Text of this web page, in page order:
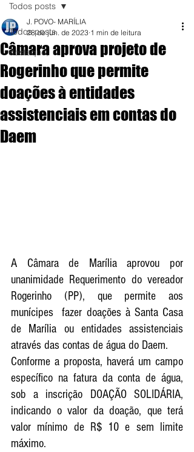
Todos posts
destaque,
Todos posts
Câmara aprova projeto de
Rogerinho que permite
doações à entidades
assistenciais em contas do
Daem
J. POVO- MARÍLIA
28 de jun. de 2023 1 min de leitura
A Câmara de Marília aprovou por
unanimidade Requerimento do vereador
Rogerinho (PP), que permite aos
munícipes  fazer doações à Santa Casa
de Marília ou entidades assistenciais
através das contas de água do Daem.
Conforme a proposta, haverá um campo
específico na fatura da conta de água,
sob a inscrição DOAÇÃO SOLIDÁRIA,
indicando o valor da doação, que terá
valor mínimo de R$ 10 e sem limite
máximo.